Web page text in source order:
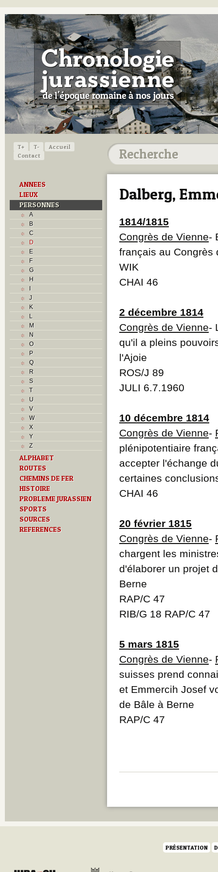
T+ T-
Accueil
Contact
ANNEES
LIEUX
PERSONNES
A
B
C
D
E
F
G
H
I
J
K
L
M
N
O
P
Q
R
S
T
U
V
W
X
Y
Z
ALPHABET
ROUTES
CHEMINS DE FER
HISTOIRE
PROBLEME JURASSIEN
SPORTS
SOURCES
REFERENCES
Dalberg,
1814/1815
Congrès de Vienne-
français au Congrès
WIK
CHAI 46
2 décembre 1814
Congrès de Vienne-
qu'il a pleins
l'Ajoie
ROS/J 89
JULI 6.7.1960
10 décembre 1814
Congrès de Vienne-
plénipotentiaire
accepter l'échange
certaines
CHAI 46
20 février 1815
Congrès de Vienne-
chargent les
d'élaborer un projet
Berne
RAP/C 47
RIB/G 18 RAP/C 47
5 mars 1815
Congrès de Vienne-
suisses prend
et Emmercih Josef
de Bâle à Berne
RAP/C 47
PRÉSENTATION